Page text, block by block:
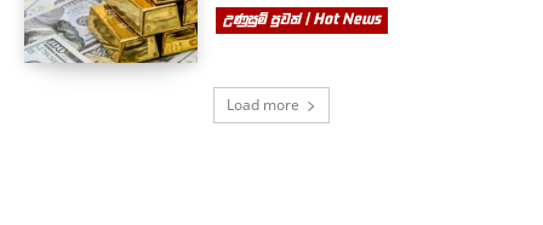
උණුසුම් පුවත් | Hot News
Load more